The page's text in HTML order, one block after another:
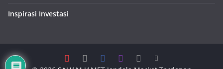
Inspirasi Investasi